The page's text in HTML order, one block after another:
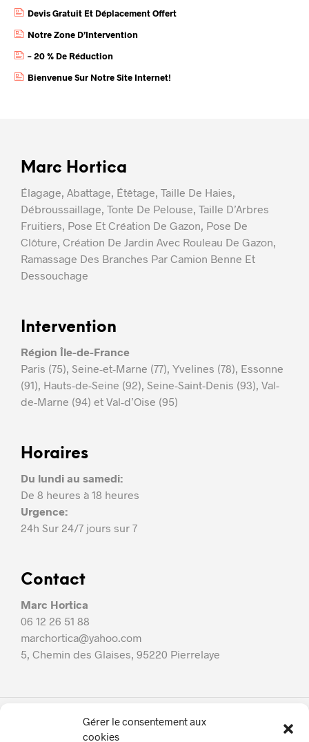
Gérer le consentement aux
cookies
Devis Gratuit Et Déplacement Offert
Notre Zone D’Intervention
– 20 % De Réduction
Bienvenue Sur Notre Site Internet!
Marc Hortica
Élagage, Abattage, Étêtage, Taille De Haies,
Débroussaillage, Tonte De Pelouse, Taille D’Arbres
Fruitiers, Pose Et Création De Gazon, Pose De
Clôture, Création De Jardin Avec Rouleau De Gazon,
Ramassage Des Branches Par Camion Benne Et
Dessouchage
Intervention
Région Île-de-France
Paris (75), Seine-et-Marne (77), Yvelines (78), Essonne
(91), Hauts-de-Seine (92), Seine-Saint-Denis (93), Val-
de-Marne (94) et Val-d’Oise (95)
Horaires
Du lundi au samedi:
De 8 heures à 18 heures
Urgence:
24h Sur 24/7 jours sur 7
Contact
Marc Hortica
06 12 26 51 88
marchortica@yahoo.com
5, Chemin des Glaises, 95220 Pierrelaye
Marc Hortica